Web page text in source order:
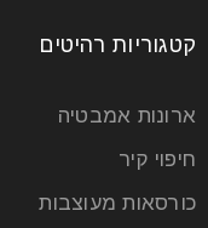
קטגוריות רהיטים
ארונות אמבטיה
חיפוי קיר
כורסאות מעוצבות